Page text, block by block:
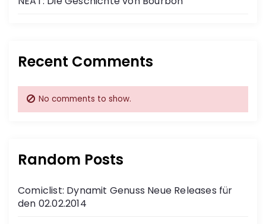
Recent Comments
No comments to show.
Random Posts
Comiclist: Dynamit Genuss Neue Releases für
den 02.02.2014